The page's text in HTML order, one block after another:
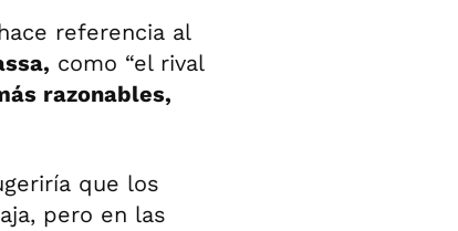
referencia al
como “el rival
razonables,
que los
pero en las